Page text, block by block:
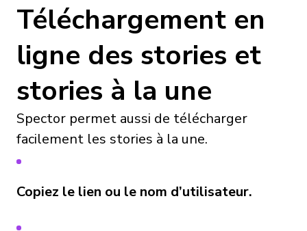
Téléchargement en
ligne des stories et
stories à la une
Spector permet aussi de télécharger
facilement les stories à la une.
Copiez le lien ou le nom d’utilisateur.